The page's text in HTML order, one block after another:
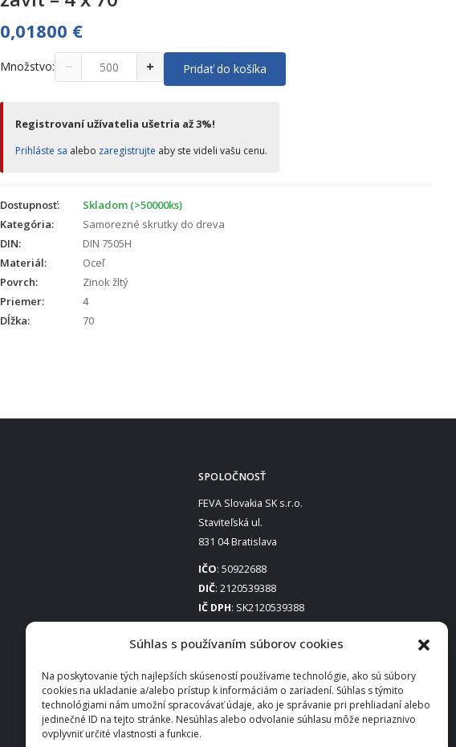
Súhlas s používaním súborov cookies
Na poskytovanie tých najlepších skúseností používame technológie, ako sú súbory
cookies na ukladanie a/alebo prístup k informáciám o zariadení. Súhlas s týmito
technológiami nám umožní spracovávať údaje, ako je správanie pri prehliadaní alebo
jedinečné ID na tejto stránke. Nesúhlas alebo odvolanie súhlasu môže nepriaznivo
ovplyvniť určité vlastnosti a funkcie.
0,01800 €
Množstvo: − + Pridať do košíka
Registrovaní užívatelia ušetria až 3%!
Prihláste sa alebo zaregistrujte aby ste videli vašu cenu.
Dostupnosť:
Skladom (>50000ks)
Kategória:
Samorezné skrutky do dreva
DIN:
DIN 7505H
Materiál:
Oceľ
Povrch:
Zinok žltý
Priemer:
4
Dĺžka:
70
SPOLOČNOSŤ
FEVA Slovakia SK s.r.o.
Staviteľská ul.
831 04 Bratislava
IČO: 50922688
DIČ: 2120539388
IČ DPH: SK2120539388